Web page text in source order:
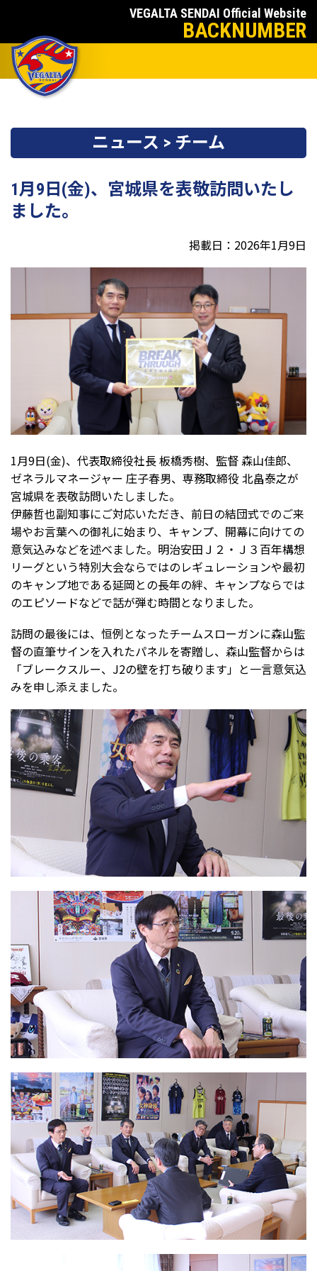
VEGALTA SENDAI Official Website
BACKNUMBER
ニュース > チーム
1月9日(金)、宮城県を表敬訪問いたし
ました。
掲載日：2026年1月9日
1月9日(金)、代表取締役社長 板橋秀樹、監督 森山佳郎、
ゼネラルマネージャー 庄子春男、専務取締役 北畠泰之が
宮城県を表敬訪問いたしました。
伊藤哲也副知事にご対応いただき、前日の結団式でのご来
場やお言葉への御礼に始まり、キャンプ、開幕に向けての
意気込みなどを述べました。明治安田Ｊ２・Ｊ３百年構想
リーグという特別大会ならではのレギュレーションや最初
のキャンプ地である延岡との長年の絆、キャンプならでは
のエピソードなどで話が弾む時間となりました。
訪問の最後には、恒例となったチームスローガンに森山監
督の直筆サインを入れたパネルを寄贈し、森山監督からは
「ブレークスルー、J2の壁を打ち破ります」と一言意気込
みを申し添えました。